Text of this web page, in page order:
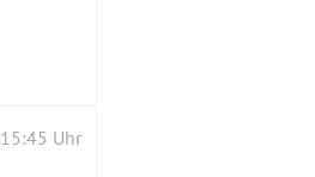
15:45 Uhr